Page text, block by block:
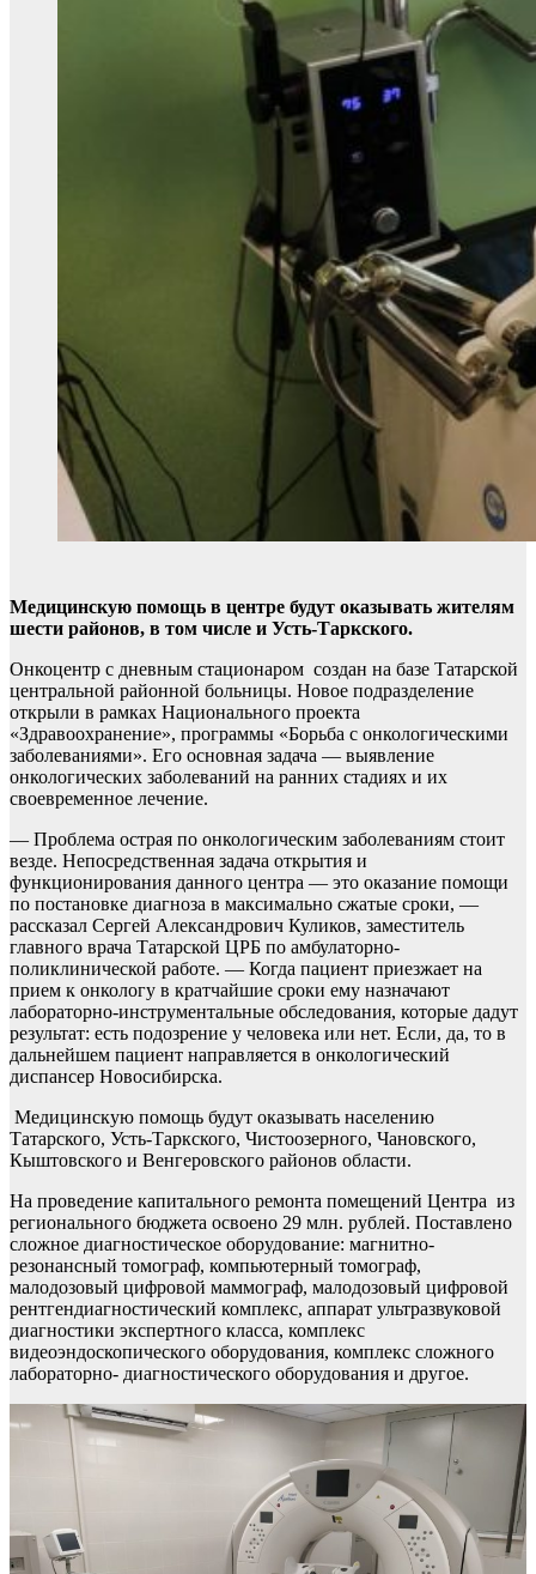
Медицинскую помощь в центре будут оказывать жителям
шести районов, в том числе и Усть-Таркского.
Онкоцентр с дневным стационаром создан на базе Татарской
центральной районной больницы. Новое подразделение
открыли в рамках Национального проекта
«Здравоохранение», программы «Борьба с онкологическими
заболеваниями». Его основная задача — выявление
онкологических заболеваний на ранних стадиях и их
своевременное лечение.
— Проблема острая по онкологическим заболеваниям стоит
везде. Непосредственная задача открытия и
функционирования данного центра — это оказание помощи
по постановке диагноза в максимально сжатые сроки, —
рассказал Сергей Александрович Куликов, заместитель
главного врача Татарской ЦРБ по амбулаторно-
поликлинической работе. — Когда пациент приезжает на
прием к онкологу в кратчайшие сроки ему назначают
лабораторно-инструментальные обследования, которые дадут
результат: есть подозрение у человека или нет. Если, да, то в
дальнейшем пациент направляется в онкологический
диспансер Новосибирска.
Медицинскую помощь будут оказывать населению
Татарского, Усть-Таркского, Чистоозерного, Чановского,
Кыштовского и Венгеровского районов области.
На проведение капитального ремонта помещений Центра из
регионального бюджета освоено 29 млн. рублей. Поставлено
сложное диагностическое оборудование: магнитно-
резонансный томограф, компьютерный томограф,
малодозовый цифровой маммограф, малодозовый цифровой
рентгендиагностический комплекс, аппарат ультразвуковой
диагностики экспертного класса, комплекс
видеоэндоскопического оборудования, комплекс сложного
лабораторно- диагностического оборудования и другое.